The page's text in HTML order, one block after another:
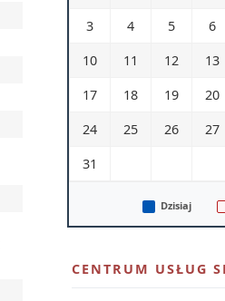
3 4 5
6
10
11 12
13
17
18 19
20
24
25 26
27
31
Dzisiaj
CENTRUM USŁUG